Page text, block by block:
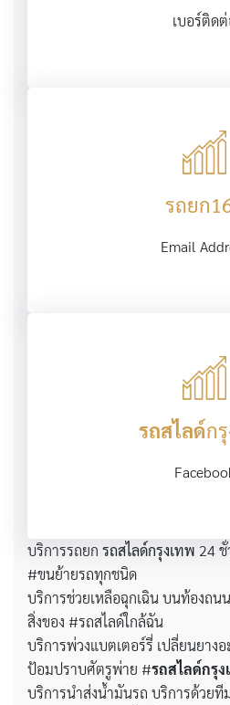
เบอร์ติด
รถยก
Email
รถสไลด์ก
บริการรถยก รถสไลด์กรุงเทพ 24
#ขนย้ายรถทุกชนิด
บริการช่วยเหลือฉุกเฉิน บนท้องถ
สิ่งของ #รถสไลด์ใกล้ฉัน
บริการพ่วงแบตเตอร์รี่ เปลี่ยนยางอ
ป้อมปราบศัตรูพ่าย #รถสไลด์กรุง
บริการนำส่งน้ำมันรถ บริการด้วย